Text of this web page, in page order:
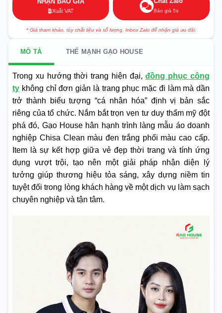
Xuất VAT Báo giá 5s
* Giá tham khảo, tùy chất liệu và số lượng. Inbox Zalo để nhận giá ưu đãi.
MÔ TẢ THẾ MẠNH GẠO HOUSE
Trong xu hướng thời trang hiện đại,đồng phục công
ty không chỉ đơn giản là trang phục mặc đi làm mà dần
trở thành biểu tượng “cá nhân hóa” định vị bản sắc
riêng của tổ chức. Nắm bắt trọn vẹn tư duy thẩm mỹ đột
phá đó, Gạo House hân hạnh trình làng mẫu áo doanh
nghiệp Chisa Clean màu đen trắng phối màu cao cấp.
Item là sự kết hợp giữa vẻ đẹp thời trang và tính ứng
dụng vượt trội, tạo nên một giải pháp nhận diện lý
tưởng giúp thương hiệu tỏa sáng, xây dựng niềm tin
tuyệt đối trong lòng khách hàng về một dịch vụ làm sạch
chuyên nghiệp và tận tâm.